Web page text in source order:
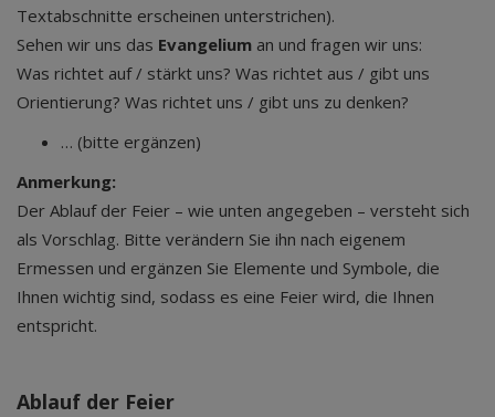
Textabschnitte erscheinen unterstrichen).
Sehen wir uns das Evangelium an und fragen wir uns:
Was richtet auf / stärkt uns? Was richtet aus / gibt uns
Orientierung? Was richtet uns / gibt uns zu denken?
… (bitte ergänzen)
Anmerkung:
Der Ablauf der Feier – wie unten angegeben – versteht sich
als Vorschlag. Bitte verändern Sie ihn nach eigenem
Ermessen und ergänzen Sie Elemente und Symbole, die
Ihnen wichtig sind, sodass es eine Feier wird, die Ihnen
entspricht.
Ablauf der Feier